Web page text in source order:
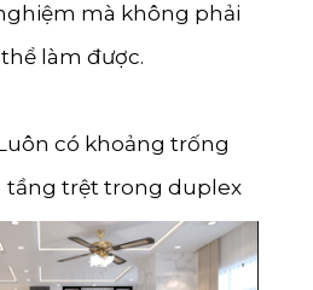
mà không phải
làm được.
có khoảng trống
tầng trệt trong duplex